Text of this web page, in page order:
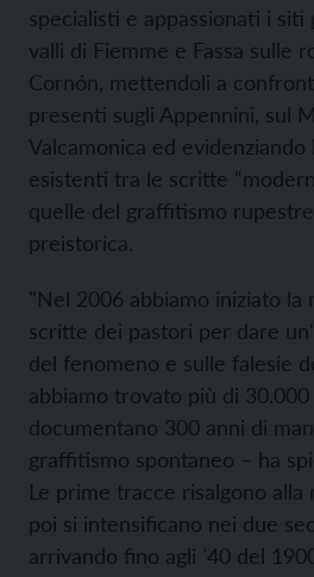
specialisti e appassionati i siti
valli di Fiemme e Fassa sulle
Cornón, mettendoli a
presenti sugli Appennini, sul
Valcamonica ed evidenziando
esistenti tra le scritte
quelle del graffitismo
preistorica.
"Nel 2006 abbiamo iniziato la
scritte dei pastori per dare
del fenomeno e sulle falesie
abbiamo trovato più di
documentano 300 anni di
graffitismo spontaneo – ha
Le prime tracce risalgono alla
poi si intensificano nei due
arrivando fino agli ˈ40 del